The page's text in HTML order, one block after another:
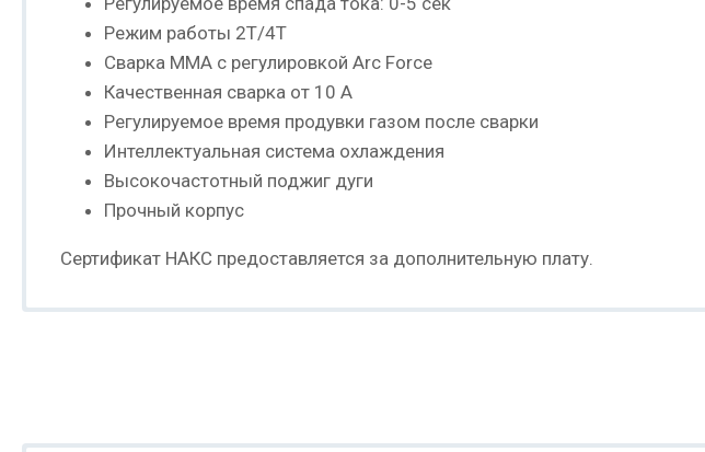
Режим работы 2T/4T
Сварка ММА с регулировкой Arc Force
Качественная сварка от 10 А
Регулируемое время продувки газом после сварки
Интеллектуальная система охлаждения
Высокочастотный поджиг дуги
Прочный корпус
Сертификат НАКС предоставляется за дополнительную плату.